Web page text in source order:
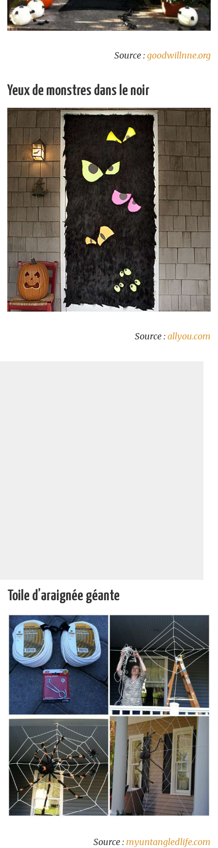
Source :goodwillnne.org
Yeux de monstres dans le noir
Source :allyou.com
Toile d’araignée géante
Source : myuntangledlife.com